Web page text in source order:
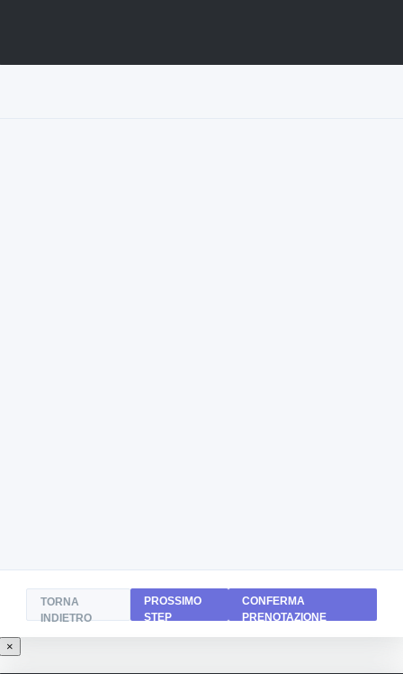
TORNA
INDIETRO
PROSSIMO
STEP
CONFERMA
PRENOTAZIONE
×